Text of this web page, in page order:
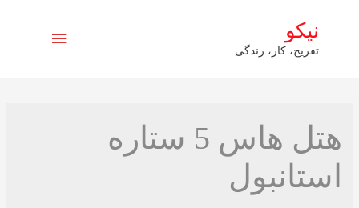
نیکو
تفریح، کار، زندگی
فهرست
هتل هاس 5 ستاره
استانبول